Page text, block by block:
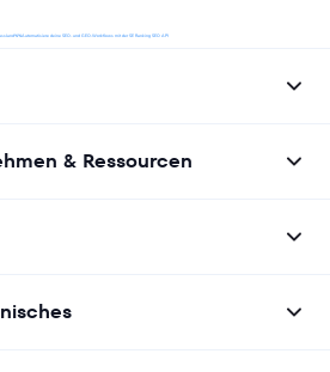
deine SEO- und GEO-Workflows mit der SE Ranking SEO API
& Ressourcen